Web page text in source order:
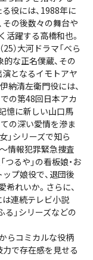
役には、1988年に
その後数々の舞台や
躍する高橋和也。
）大河ドラマ「べら
的な正名僕蔵、その
演となるイモトアヤ
納清左衛門役には、
での第48回日本アカ
憶に新しい山口馬
の深い愛情を滲ま
」シリーズで知ら
情報犯罪緊急捜査
つるや」の看板娘・お
プ娘役で、退団後
れいか。さらに、
は連続テレビ小説
る」シリーズなどの
らコミカルな役柄
力で存在感を見せる